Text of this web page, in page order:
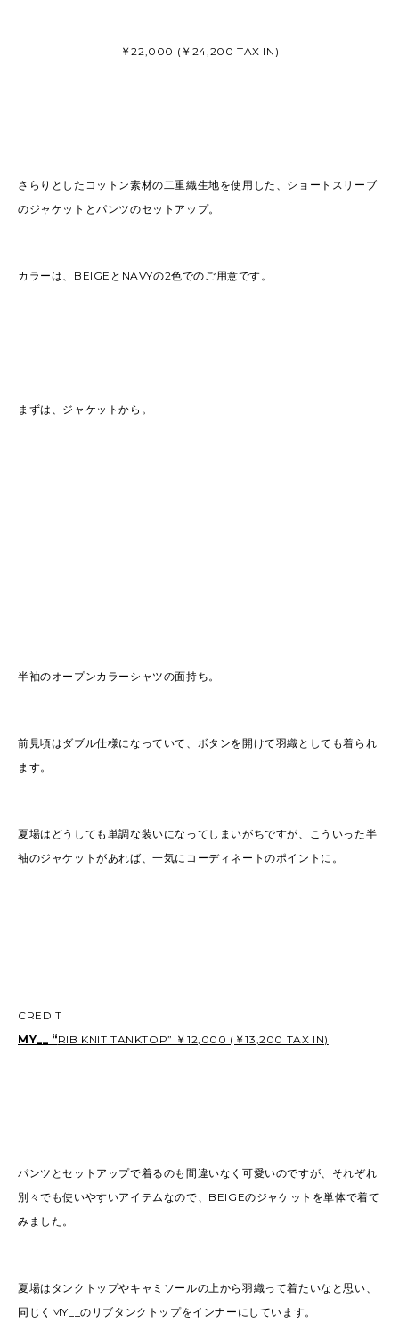
￥22,000 (￥24,200 TAX IN)
さらりとしたコットン素材の二重織生地を使用した、ショートスリーブ
のジャケットとパンツのセットアップ。
カラーは、BEIGEとNAVYの2色でのご用意です。
まずは、ジャケットから。
半袖のオープンカラーシャツの面持ち。
前見頃はダブル仕様になっていて、ボタンを開けて羽織としても着られ
ます。
夏場はどうしても単調な装いになってしまいがちですが、こういった半
袖のジャケットがあれば、一気にコーディネートのポイントに。
CREDIT
MY__ “RIB KNIT TANKTOP” ￥12,000 (￥13,200 TAX IN)
パンツとセットアップで着るのも間違いなく可愛いのですが、それぞれ
別々でも使いやすいアイテムなので、BEIGEのジャケットを単体で着て
みました。
夏場はタンクトップやキャミソールの上から羽織って着たいなと思い、
同じくMY__のリブタンクトップをインナーにしています。